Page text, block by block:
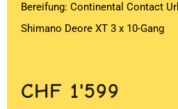
Bereifung: Continental Contact
Shimano Deore XT 3 x 10-Gang
CHF 1'599